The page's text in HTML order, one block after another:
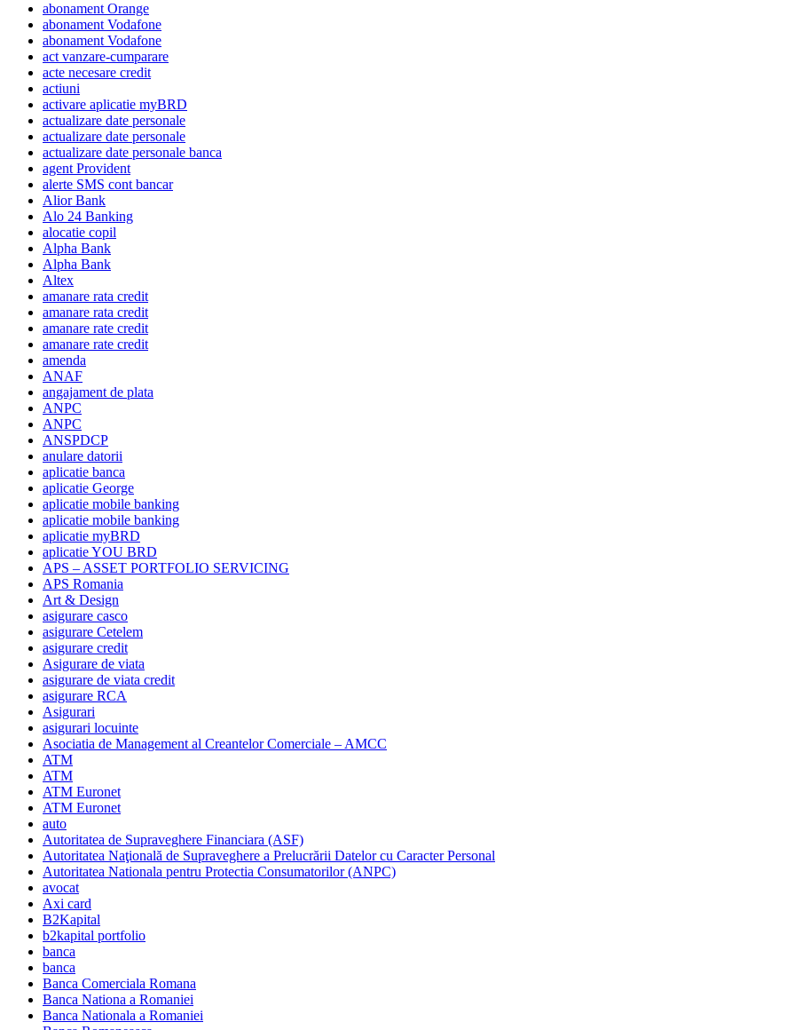
abonament Orange
abonament Vodafone
abonament Vodafone
act vanzare-cumparare
acte necesare credit
actiuni
activare aplicatie myBRD
actualizare date personale
actualizare date personale
actualizare date personale banca
agent Provident
alerte SMS cont bancar
Alior Bank
Alo 24 Banking
alocatie copil
Alpha Bank
Alpha Bank
Altex
amanare rata credit
amanare rata credit
amanare rate credit
amanare rate credit
amenda
ANAF
angajament de plata
ANPC
ANPC
ANSPDCP
anulare datorii
aplicatie banca
aplicatie George
aplicatie mobile banking
aplicatie mobile banking
aplicatie myBRD
aplicatie YOU BRD
APS – ASSET PORTFOLIO SERVICING
APS Romania
Art & Design
asigurare casco
asigurare Cetelem
asigurare credit
Asigurare de viata
asigurare de viata credit
asigurare RCA
Asigurari
asigurari locuinte
Asociatia de Management al Creantelor Comerciale – AMCC
ATM
ATM
ATM Euronet
ATM Euronet
auto
Autoritatea de Supraveghere Financiara (ASF)
Autoritatea Naţională de Supraveghere a Prelucrării Datelor cu Caracter Personal
Autoritatea Nationala pentru Protectia Consumatorilor (ANPC)
avocat
Axi card
B2Kapital
b2kapital portfolio
banca
banca
Banca Comerciala Romana
Banca Nationa a Romaniei
Banca Nationala a Romaniei